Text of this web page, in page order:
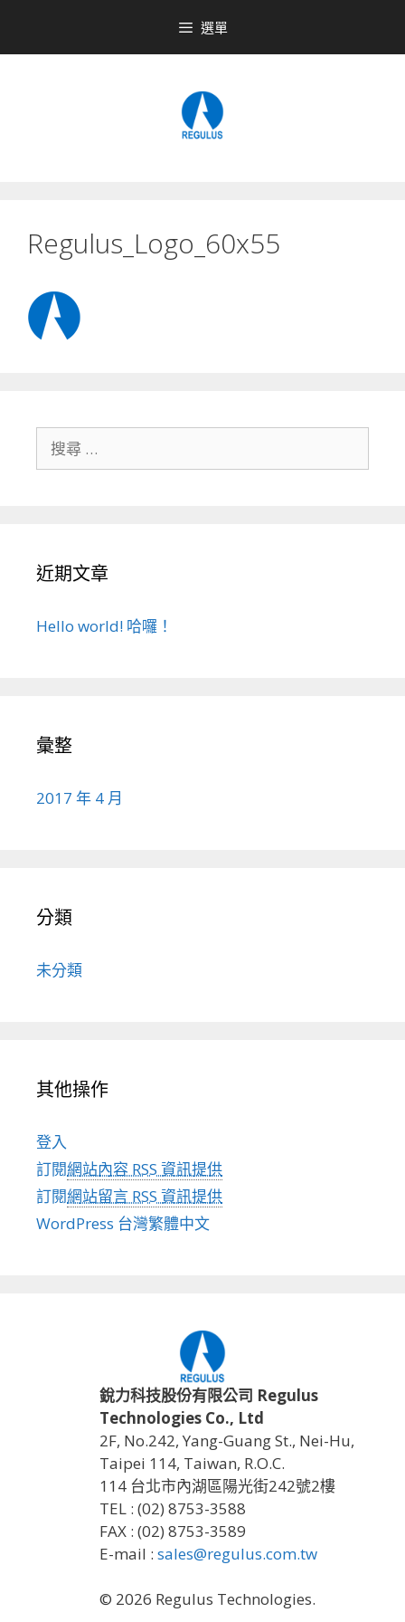
內
選單
Regulus_Logo_60x55
近期文章
Hello world! 哈囉！
彙整
2017 年 4 月
分類
未分類
其他操作
登入
訂閱網站內容 RSS 資訊提供
訂閱網站留言 RSS 資訊提供
WordPress 台灣繁體中文
銳力科技股份有限公司 Regulus
Technologies Co., Ltd
2F, No.242, Yang-Guang St., Nei-Hu,
Taipei 114, Taiwan, R.O.C.
114 台北市內湖區陽光街242號2樓
TEL : (02) 8753-3588
FAX : (02) 8753-3589
E-mail : sales@regulus.com.tw
© 2026 Regulus Technologies.